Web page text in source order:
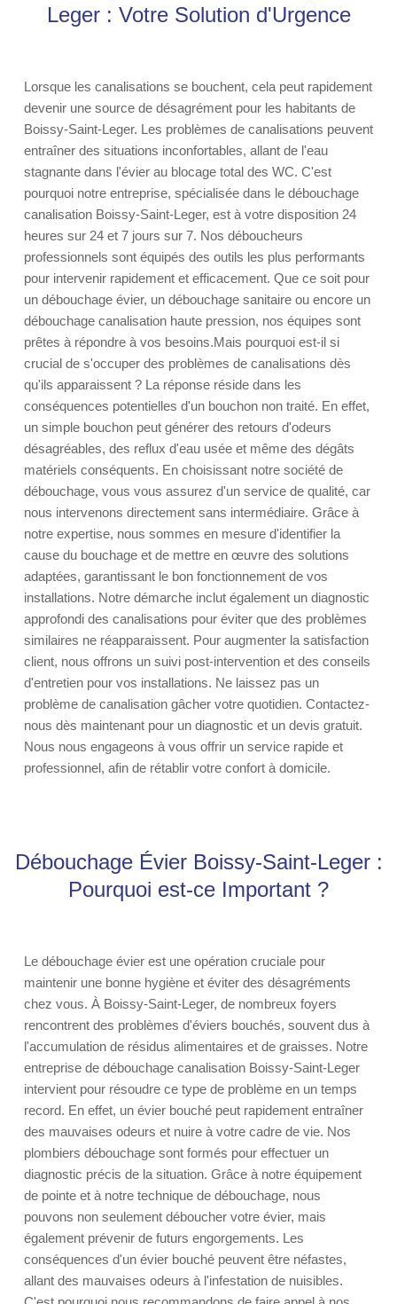
Leger : Votre Solution d'Urgence
Lorsque les canalisations se bouchent, cela peut rapidement
devenir une source de désagrément pour les habitants de
Boissy-Saint-Leger. Les problèmes de canalisations peuvent
entraîner des situations inconfortables, allant de l'eau
stagnante dans l'évier au blocage total des WC. C'est
pourquoi notre entreprise, spécialisée dans le débouchage
canalisation Boissy-Saint-Leger, est à votre disposition 24
heures sur 24 et 7 jours sur 7. Nos déboucheurs
professionnels sont équipés des outils les plus performants
pour intervenir rapidement et efficacement. Que ce soit pour
un débouchage évier, un débouchage sanitaire ou encore un
débouchage canalisation haute pression, nos équipes sont
prêtes à répondre à vos besoins.Mais pourquoi est-il si
crucial de s'occuper des problèmes de canalisations dès
qu'ils apparaissent ? La réponse réside dans les
conséquences potentielles d'un bouchon non traité. En effet,
un simple bouchon peut générer des retours d'odeurs
désagréables, des reflux d'eau usée et même des dégâts
matériels conséquents. En choisissant notre société de
débouchage, vous vous assurez d'un service de qualité, car
nous intervenons directement sans intermédiaire. Grâce à
notre expertise, nous sommes en mesure d'identifier la
cause du bouchage et de mettre en œuvre des solutions
adaptées, garantissant le bon fonctionnement de vos
installations. Notre démarche inclut également un diagnostic
approfondi des canalisations pour éviter que des problèmes
similaires ne réapparaissent. Pour augmenter la satisfaction
client, nous offrons un suivi post-intervention et des conseils
d'entretien pour vos installations. Ne laissez pas un
problème de canalisation gâcher votre quotidien. Contactez-
nous dès maintenant pour un diagnostic et un devis gratuit.
Nous nous engageons à vous offrir un service rapide et
professionnel, afin de rétablir votre confort à domicile.
Débouchage Évier Boissy-Saint-Leger :
Pourquoi est-ce Important ?
Le débouchage évier est une opération cruciale pour
maintenir une bonne hygiène et éviter des désagréments
chez vous. À Boissy-Saint-Leger, de nombreux foyers
rencontrent des problèmes d'éviers bouchés, souvent dus à
l'accumulation de résidus alimentaires et de graisses. Notre
entreprise de débouchage canalisation Boissy-Saint-Leger
intervient pour résoudre ce type de problème en un temps
record. En effet, un évier bouché peut rapidement entraîner
des mauvaises odeurs et nuire à votre cadre de vie. Nos
plombiers débouchage sont formés pour effectuer un
diagnostic précis de la situation. Grâce à notre équipement
de pointe et à notre technique de débouchage, nous
pouvons non seulement déboucher votre évier, mais
également prévenir de futurs engorgements. Les
conséquences d'un évier bouché peuvent être néfastes,
allant des mauvaises odeurs à l'infestation de nuisibles.